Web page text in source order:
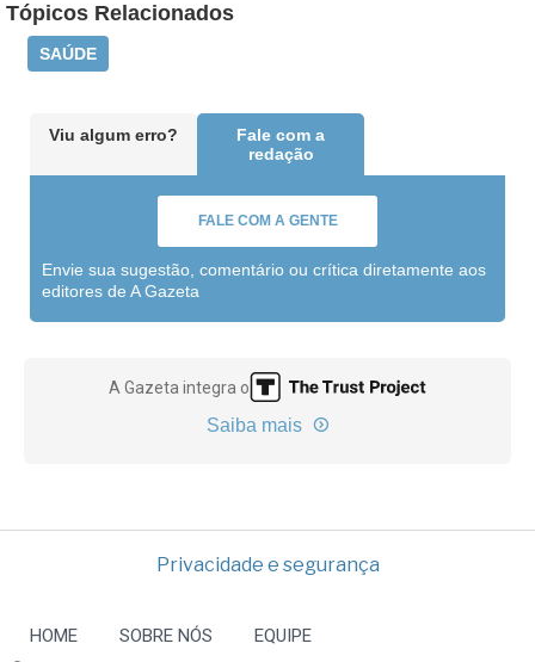
Tópicos Relacionados
SAÚDE
Viu algum erro?
Fale com a
redação
FALE COM A GENTE
Envie sua sugestão, comentário ou crítica diretamente aos
editores de A Gazeta
A Gazeta integra o
Saiba mais
Privacidade e segurança
HOME SOBRE NÓS EQUIPE